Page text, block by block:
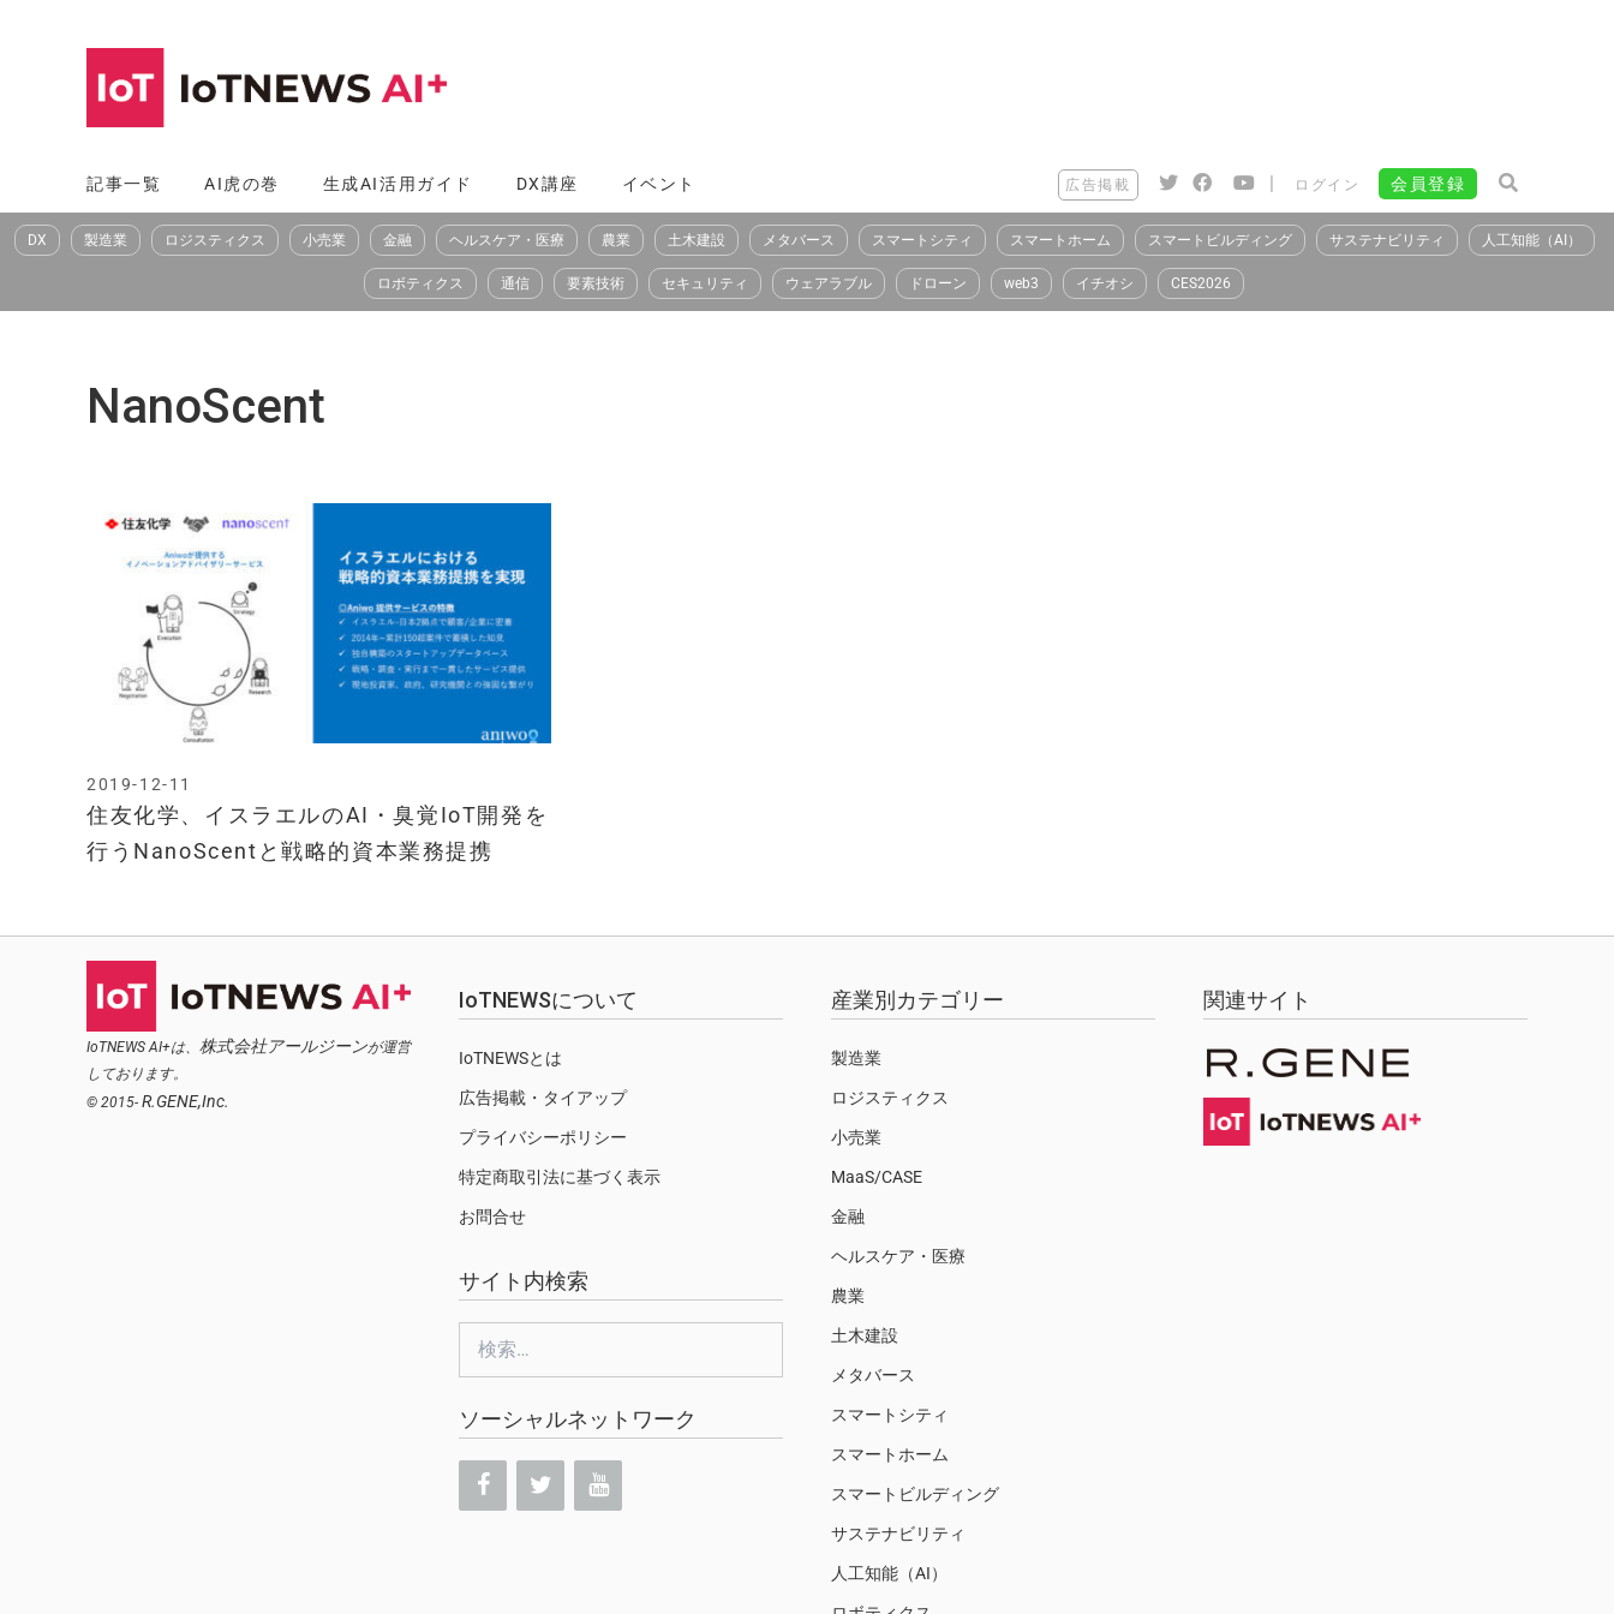
へ
ス
記事一覧 AI虎の巻 生成AI活用ガイド DX講座 イベント 広告掲載 | ログイン 会員登録
DX 製造業 ロジスティクス 小売業 金融 ヘルスケア・医療 農業 土木建設 メタバース スマートシティ スマートホーム スマートビルディング サステナビリティ 人工知能（AI）
ロボティクス 通信 要素技術 セキュリティ ウェアラブル ドローン web3 イチオシ CES2026
NanoScent
住友化学、イスラエルのAI・臭覚IoT開発を
行うNanoScentと戦略的資本業務提携
2019-12-11
IoTNEWS AI+は、 株式会社アールジーンが運営
しております。
© 2015- R.GENE,Inc.
IoTNEWSについて
IoTNEWSとは
広告掲載・タイアップ
プライバシーポリシー
特定商取引法に基づく表示
お問合せ
サイト内検索
ソーシャルネットワーク
産業別カテゴリー
製造業
ロジスティクス
小売業
MaaS/CASE
金融
ヘルスケア・医療
農業
土木建設
メタバース
スマートシティ
スマートホーム
スマートビルディング
サステナビリティ
人工知能（AI）
関連サイト